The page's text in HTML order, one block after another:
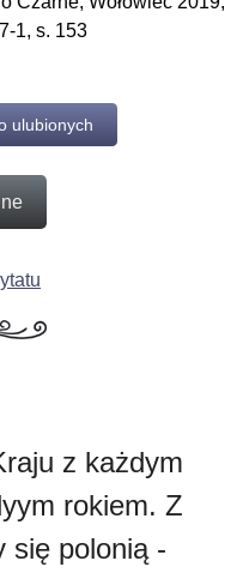
1, s. 153
ulubionych
z każdym
rokiem. Z
się polonią -